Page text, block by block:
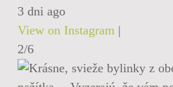
3 dni ago
View on Instagram |
2/6